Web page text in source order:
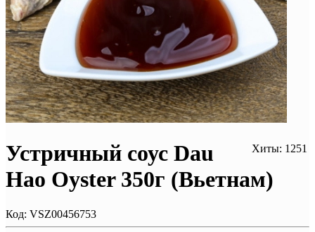
Хиты: 1251
Устричный соус Dau
Hao Oyster 350г (Вьетнам)
Код: VSZ00456753